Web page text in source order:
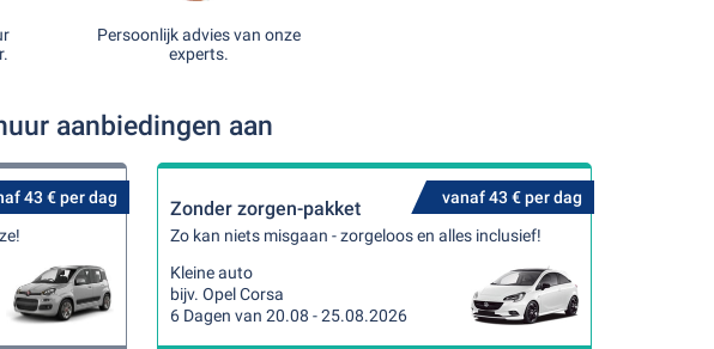
Persoonlijk advies van onze
experts.
aanbiedingen aan
43 € per dag vanaf 43 € per dag
Zonder zorgen-pakket
Zo kan niets misgaan - zorgeloos en alles inclusief!
Kleine auto
bijv. Opel Corsa
6 Dagen van 20.08 - 25.08.2026